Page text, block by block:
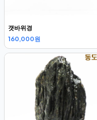
갯바위경
160,000원